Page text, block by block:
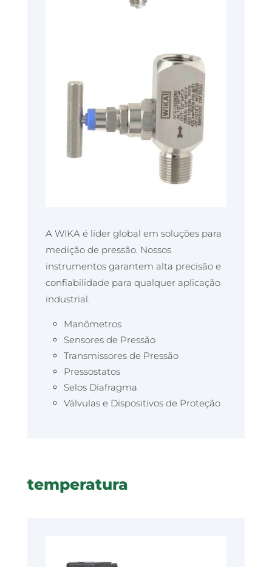
A WIKA é líder global em soluções para
medição de pressão. Nossos
instrumentos garantem alta precisão e
confiabilidade para qualquer aplicação
industrial.
Manômetros
Sensores de Pressão
Transmissores de Pressão
Pressostatos
Selos Diafragma
Válvulas e Dispositivos de Proteção
temperatura